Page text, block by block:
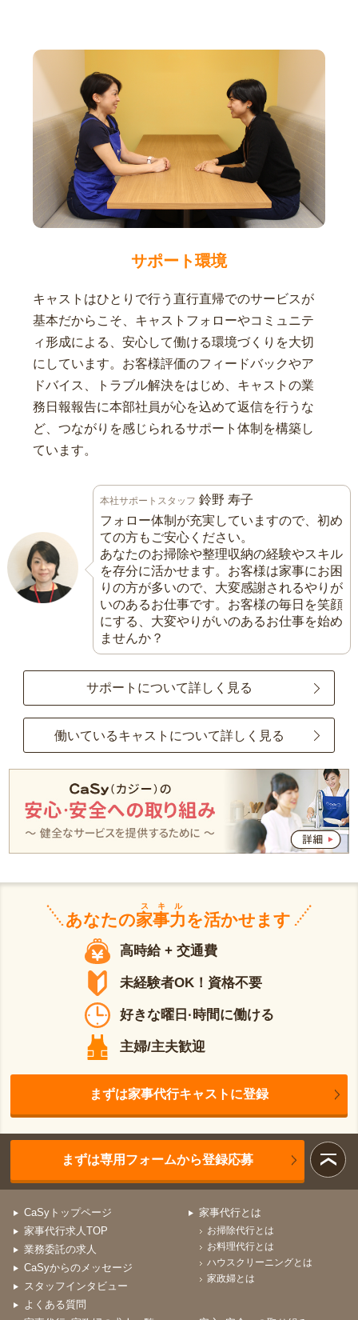
サポート環境
キャストはひとりで行う直行直帰でのサービスが
基本だからこそ、キャストフォローやコミュニテ
ィ形成による、安心して働ける環境づくりを大切
にしています。お客様評価のフィードバックやア
ドバイス、トラブル解決をはじめ、キャストの業
務日報報告に本部社員が心を込めて返信を行うな
ど、つながりを感じられるサポート体制を構築し
ています。
本社サポートスタッフ 鈴野 寿子
フォロー体制が充実していますので、初め
ての方もご安心ください。
あなたのお掃除や整理収納の経験やスキル
を存分に活かせます。お客様は家事にお困
りの方が多いので、大変感謝されるやりが
いのあるお仕事です。お客様の毎日を笑顔
にする、大変やりがいのあるお仕事を始め
ませんか？
サポートについて詳しく見る
働いているキャストについて詳しく見る
あなたの家事力
スキル
を活かせます
高時給 + 交通費
未経験者OK！資格不要
好きな曜日·時間に働ける
主婦/主夫歓迎
まずは家事代行キャストに登録
まずは専用フォームから登録応募
CaSyトップページ
家事代行求人TOP
業務委託の求人
CaSyからのメッセージ
スタッフインタビュー
よくある質問
家事代行とは
お掃除代行とは
お料理代行とは
ハウスクリーニングとは
家政婦とは